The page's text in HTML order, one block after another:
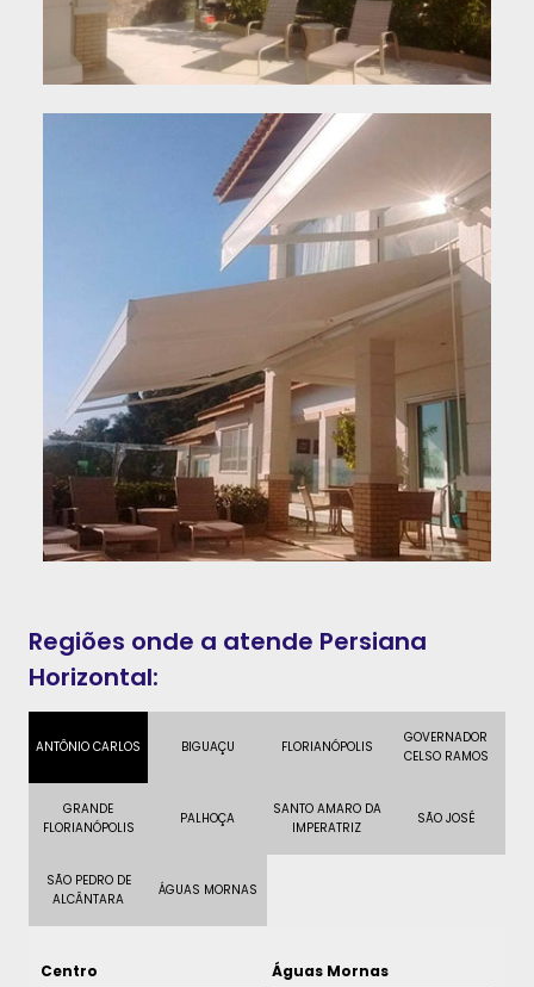
Regiões onde a atende Persiana
Horizontal:
ANTÔNIO CARLOS BIGUAÇU FLORIANÓPOLIS
GOVERNADOR
CELSO RAMOS
GRANDE
FLORIANÓPOLIS
PALHOÇA
SANTO AMARO DA
IMPERATRIZ
SÃO JOSÉ
SÃO PEDRO DE
ALCÂNTARA
ÁGUAS MORNAS
Centro Águas Mornas